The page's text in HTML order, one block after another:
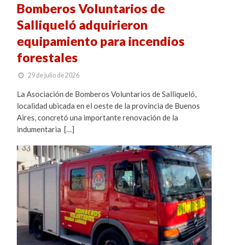
Bomberos Voluntarios de
Salliqueló adquirieron
equipamiento para incendios
forestales
29 de julio de 2026
La Asociación de Bomberos Voluntarios de Salliqueló,
localidad ubicada en el oeste de la provincia de Buenos
Aires, concretó una importante renovación de la
indumentaria […]